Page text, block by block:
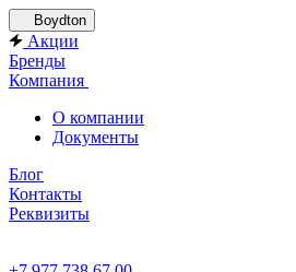
Boydton
Акции
Бренды
Компания
О компании
Документы
Блог
Контакты
Реквизиты